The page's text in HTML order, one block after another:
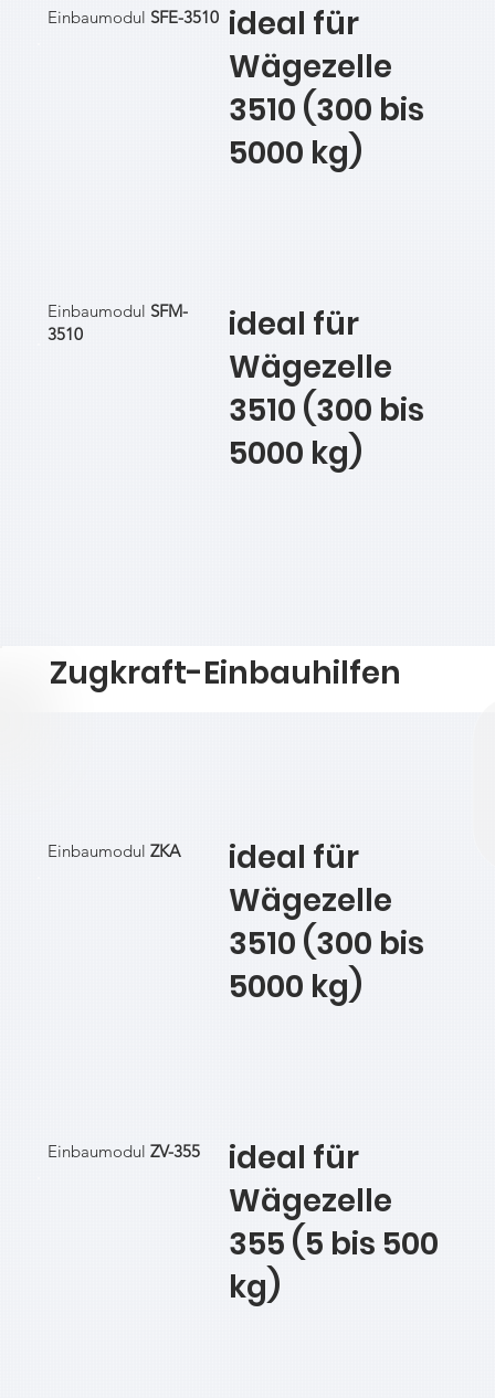
ideal für
Wägezelle
3510 (300 bis
5000 kg)
EinbaumodulZKA
ideal für
Wägezelle
355 (5 bis 500
kg)
EinbaumodulZV-355
ideal für
Wägezelle
3510 (300 bis
5000 kg)
Einbaumodul SFE-3510
ideal für
Wägezelle
3510 (300 bis
5000 kg)
Einbaumodul SFM-
3510
Zugkraft-Einbauhilfen